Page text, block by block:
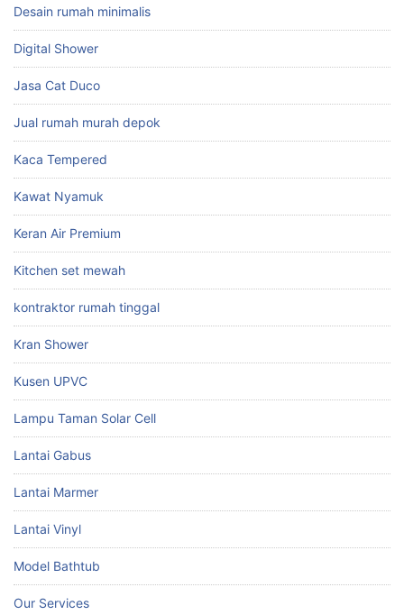
Desain rumah minimalis
Digital Shower
Jasa Cat Duco
Jual rumah murah depok
Kaca Tempered
Kawat Nyamuk
Keran Air Premium
Kitchen set mewah
kontraktor rumah tinggal
Kran Shower
Kusen UPVC
Lampu Taman Solar Cell
Lantai Gabus
Lantai Marmer
Lantai Vinyl
Model Bathtub
Our Services